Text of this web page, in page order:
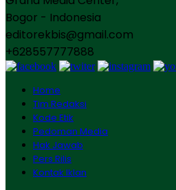
Bogor - Indonesia
editorekbis@gmail.com
+628557777888
Home
Tim Redaksi
Kode Etik
Pedoman Media
Hak Jawab
Pers Rilis
Kontak Iklan